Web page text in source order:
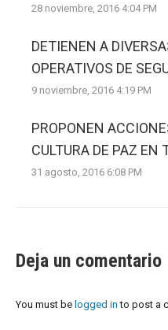
28 noviembre, 2016 4:04 PM
DETIENEN A
OPERATIVOS DE
9 noviembre, 2016 4:19 PM
PROPONEN
CULTURA DE PAZ EN
31 agosto, 2016 6:08 PM
Deja un comentario
You must be logged in to post a